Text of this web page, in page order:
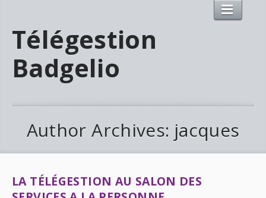
Télégestion
Badgelio
Author Archives: jacques
LA TÉLÉGESTION AU SALON DES